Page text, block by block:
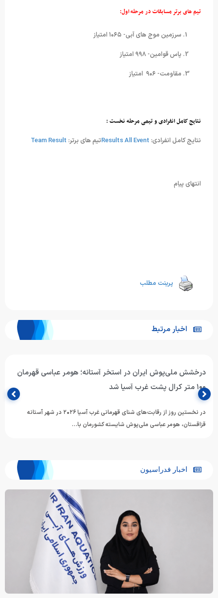
تیم های برتر مسابقات در مرحله اول:
سرزمین موج های آبی- ۱۰۶۵ امتیاز
پاس قوامین- ۹۹۸ امتیاز
مقاومت- ۹۰۶ امتیاز
نتایج کامل انفرادی و تیمی مرحله نخست :
نتایج کامل انفرادی:Results All Eventتیم های برتر:Team Result
انتهای پیام
پرینت مطلب
اخبار مرتبط
درخشش ملی‌پوش ایران در استخر آستانه؛ هومر عباسی قهرمان
۱۰۰ متر کرال پشت غرب آسیا شد
در نخستین روز از رقابت‌های شنای قهرمانی غرب آسیا ۲۰۲۶ در شهر آستانه
قزاقستان، هومر عباسی ملی‌پوش شایسته کشورمان با…
اخبار فدراسیون